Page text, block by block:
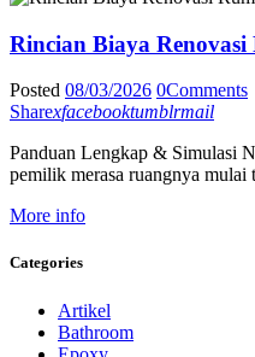
Rincian Biaya
Posted 08/03/2026 0Comments
Sharexfacebooktumblrmail
Panduan Lengkap & Simulasi
pemilik merasa ruangnya mulai
More info
Categories
Artikel
Bathroom